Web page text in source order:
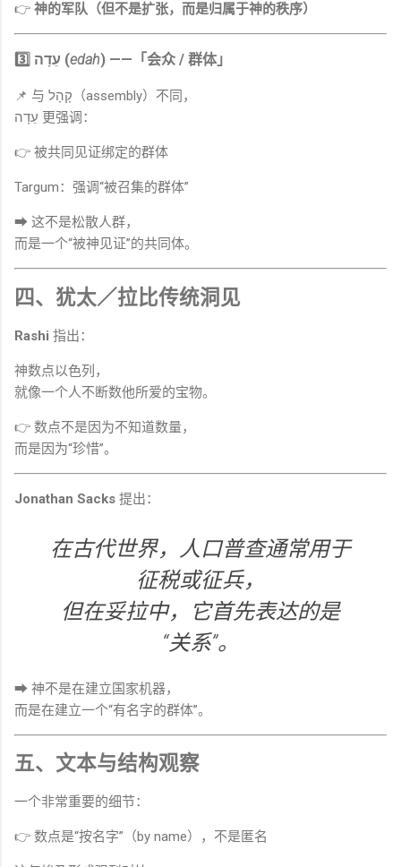
👉 神的军队（但不是扩张，而是归属于神的秩序）
3️⃣ עֵדָה (edah) ——「会众 / 群体」
📌 与 קָהָל（assembly）不同，
עֵדָה 更强调：
👉 被共同见证绑定的群体
Targum：强调“被召集的群体”
➡ 这不是松散人群，
而是一个“被神见证”的共同体。
四、犹太／拉比传统洞见
Rashi 指出：
神数点以色列，
就像一个人不断数他所爱的宝物。
👉 数点不是因为不知道数量，
而是因为“珍惜”。
Jonathan Sacks 提出：
在古代世界，人口普查通常用于
征税或征兵，
但在妥拉中，它首先表达的是
“关系”。
➡ 神不是在建立国家机器，
而是在建立一个“有名字的群体”。
五、文本与结构观察
一个非常重要的细节：
👉 数点是“按名字”（by name），不是匿名